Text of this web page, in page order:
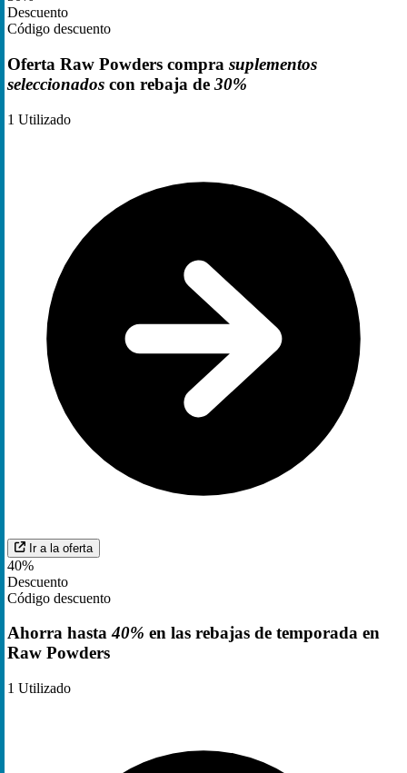
Descuento
Código descuento
Oferta Raw Powders compra suplementos
seleccionados con rebaja de 30%
1 Utilizado
Ir a la oferta
40%
Descuento
Código descuento
Ahorra hasta40% en las rebajas de temporada en
Raw Powders
1 Utilizado